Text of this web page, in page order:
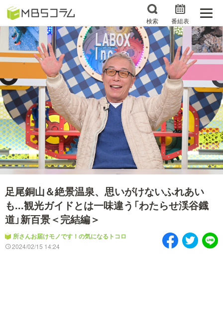
検索 番組表
番組コラムから探す
日曜日の初耳学 復習編 エンタメMBS
3分で読める！『ザ・リー
ダー』たちの泣き笑い
もう一度楽しむプレバト
サタプラ ～気になる情
報をちょこっとプラス～
所さんお届けモノです！
の気になるトコロ
推しといつまでも 月曜の蛙、大海を知る。
マニアックでメカニカル
ポーツ
何が起こるかホンマにわ
トリセツ
情熱大陸を読む
レストランだけじゃない
ラン」
足尾銅山＆絶景温泉、思いがけないふれあい
も...観光ガイドとは一味違う「わたらせ渓谷鐡
道」新百景＜完結編＞
所さんお届けモノです！の気になるトコロ
2024/02/15 14:24